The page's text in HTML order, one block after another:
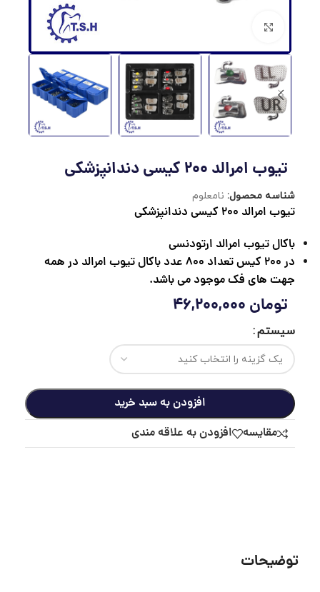
تیوب امرالد 200 کیسی دندانپزشکی
شناسه محصول: نامعلوم
تیوب امرالد 200 کیسی دندانپزشکی
باكال تیوب امرالد ارتودنسی
در 200 کیس تعداد 800 عدد باکال تیوب امرالد در همه
جهت های فک موجود می باشد.
تومان
سیستم
افزودن به سبد خرید
مقايسه
افزودن به علاقه مندی
توضیحات